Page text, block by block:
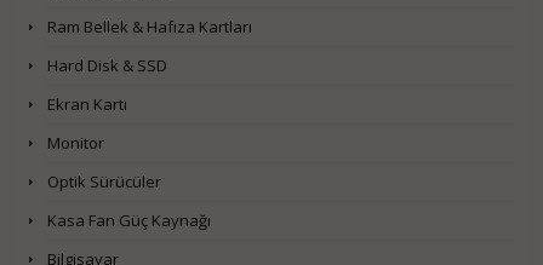
Ram Bellek & Hafıza Kartları
Hard Disk & SSD
Ekran Kartı
Monitor
Optik Sürücüler
Kasa Fan Güç Kaynağı
Bilgisayar